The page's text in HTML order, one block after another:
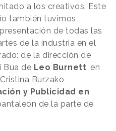
a los creativos. Este
también tuvimos
de todas las
de la industria en el
de la dirección de
Bua de Leo Burnett, en
Burzako
y Publicidad en
de la parte de